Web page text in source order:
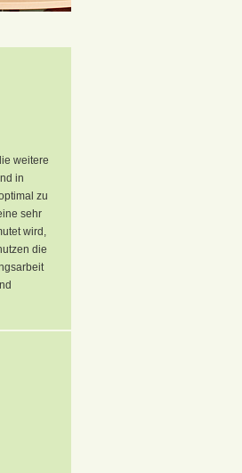
weitere
in
zu
sehr
wird,
die